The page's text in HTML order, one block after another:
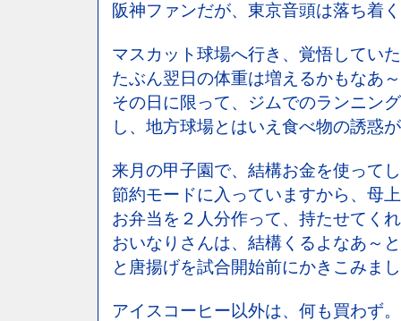
阪神ファンだが、東京音頭は落ち着
マスカット球場へ行き、覚悟してい
たぶん翌日の体重は増えるかもなあ
その日に限って、ジムでのランニン
し、地方球場とはいえ食べ物の誘惑
来月の甲子園で、結構お金を使って
節約モードに入っていますから、母
お弁当を２人分作って、持たせてく
おいなりさんは、結構くるよなあ～
と唐揚げを試合開始前にかきこみま
アイスコーヒー以外は、何も買わず。